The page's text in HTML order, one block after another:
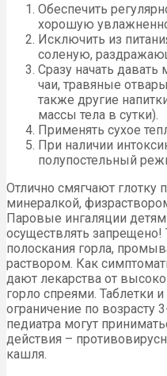
Обеспечить
хорошую
Исключить из
соленую,
Сразу начать
чаи, травяные
также другие
массы тела в сутки).
Применять сухое
При наличии
полупостельный
Отлично смягчают глотку
минералкой,
Паровые ингаляции
осуществлять
полоскания горла,
раствором. Как
дают лекарства от
горло спреями.
ограничение по возрасту
педиатра могут
действия –
кашля.